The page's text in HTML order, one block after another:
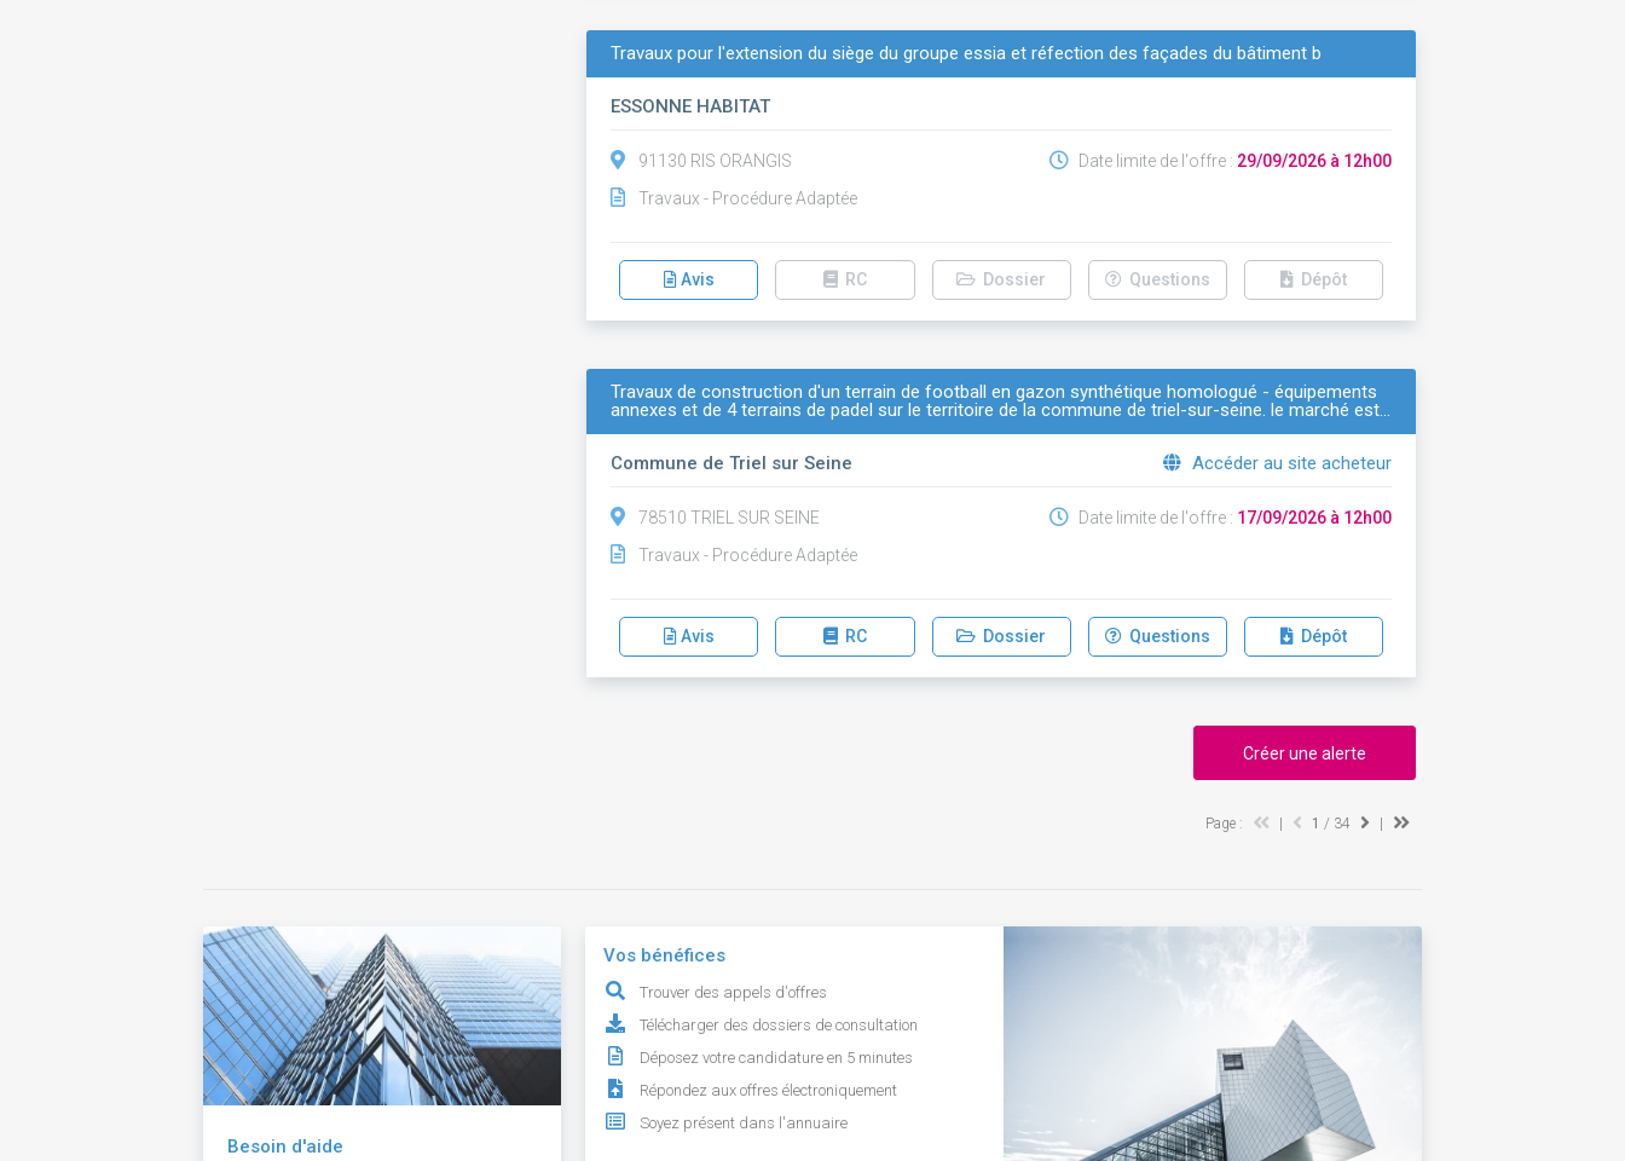
Travaux pour l'extension du siège du groupe essia et réfection des façades du bâtiment b
ESSONNE HABITAT
91130 RIS ORANGIS
Travaux - Procédure Adaptée
Date limite de l'offre : 29/09/2026 à 12h00
Avis RC Dossier Questions Dépôt
Travaux de construction d'un terrain de football en gazon synthétique homologué - équipements
annexes et de 4 terrains de padel sur le territoire de la commune de triel-sur-seine. le marché est…
Commune de Triel sur Seine Accéder au site acheteur
78510 TRIEL SUR SEINE
Travaux - Procédure Adaptée
Date limite de l'offre : 17/09/2026 à 12h00
Avis RC Dossier Questions Dépôt
Créer une alerte
Page : 1 / 34
Besoin d'aide
Vos bénéfices
Trouver des appels d'offres
Télécharger des dossiers de consultation
Déposez votre candidature en 5 minutes
Répondez aux offres électroniquement
Soyez présent dans l'annuaire